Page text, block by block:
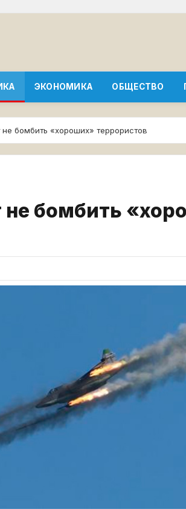
ЭКОНОМИКА ОБЩЕСТВО
бомбить «хороших» террористов
не бомбить